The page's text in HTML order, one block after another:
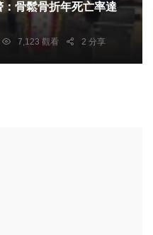
骨鬆骨折年死亡率達
7,123 觀看 2 分享